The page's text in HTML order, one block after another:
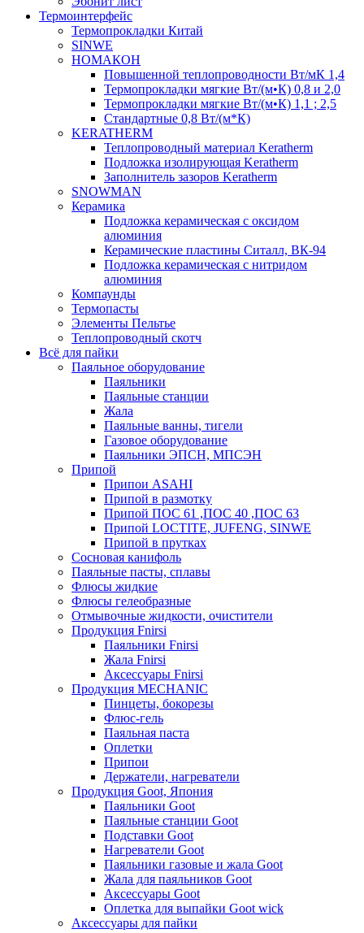
Термоинтерфейс
Термопрокладки Китай
SINWE
НОМАКОН
Повышенной теплопроводности Вт/мК 1,4
Термопрокладки мягкие Вт/(м•К) 0,8 и 2,0
Термопрокладки мягкие Вт/(м•К) 1,1 ; 2,5
Стандартные 0,8 Вт/(м*К)
KERATHERM
Теплопроводный материал Keratherm
Подложка изолирующая Keratherm
Заполнитель зазоров Keratherm
SNOWMAN
Керамика
Подложка керамическая с оксидом
алюминия
Керамические пластины Ситалл, ВК-94
Подложка керамическая с нитридом
алюминия
Компаунды
Термопасты
Элементы Пельтье
Теплопроводный скотч
Всё для пайки
Паяльное оборудование
Паяльники
Паяльные станции
Жала
Паяльные ванны, тигели
Газовое оборудование
Паяльники ЭПСН, МПСЭН
Припой
Припои ASAHI
Припой в размотку
Припой ПОС 61 ,ПОС 40 ,ПОС 63
Припой LOCTITE, JUFENG, SINWE
Припой в прутках
Сосновая канифоль
Паяльные пасты, сплавы
Флюсы жидкие
Флюсы гелеобразные
Отмывочные жидкости, очистители
Продукция Fnirsi
Паяльники Fnirsi
Жала Fnirsi
Аксессуары Fnirsi
Продукция MECHANIC
Пинцеты, бокорезы
Флюс-гель
Паяльная паста
Оплетки
Припои
Держатели, нагреватели
Продукция Goot, Япония
Паяльники Goot
Паяльные станции Goot
Подставки Goot
Нагреватели Goot
Паяльники газовые и жала Goot
Жала для паяльников Goot
Аксессуары Goot
Оплетка для выпайки Goot wick
Аксессуары для пайки